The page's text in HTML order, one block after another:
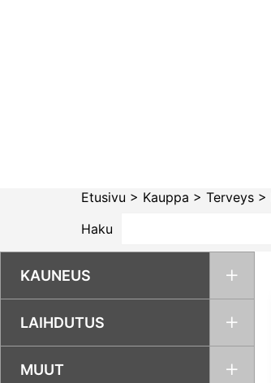
Etusivu > Kauppa > Terveys >
Haku
KAUNEUS
LAIHDUTUS
MUUT